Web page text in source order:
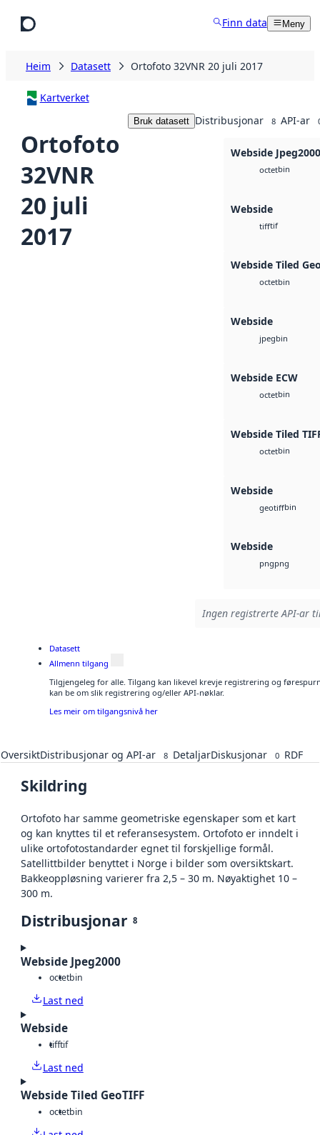
Finn data Meny
Heim Datasett Ortofoto 32VNR 20 juli 2017
Kartverket
Ortofoto
32VNR
20 juli
2017
Bruk datasett Distribusjonar 8 API-ar
Webside Jpeg2000
octetbin
Webside
tifftif
Webside Tiled
octetbin
Webside
jpegbin
Webside ECW
octetbin
Webside Tiled
octetbin
Webside
geotiffbin
Webside
pngpng
Ingen registrerte API-ar
Datasett
Allmenn tilgang
Tilgjengeleg for alle. Tilgang kan likevel krevje registrering og
kan be om slik registrering og/eller API-nøklar.
Les meir om tilgangsnivå her
OversiktDistribusjonar og API-ar 8 DetaljarDiskusjonar 0 RDF
Skildring
Ortofoto har samme geometriske egenskaper som et kart
og kan knyttes til et referansesystem. Ortofoto er inndelt i
ulike ortofotostandarder egnet til forskjellige formål.
Satellittbilder benyttet i Norge i bilder som oversiktskart.
Bakkeoppløsning varierer fra 2,5 – 30 m. Nøyaktighet 10 –
300 m.
Distribusjonar 8
Webside Jpeg2000
octetbin
Last ned
Webside
tifftif
Last ned
Webside Tiled GeoTIFF
octetbin